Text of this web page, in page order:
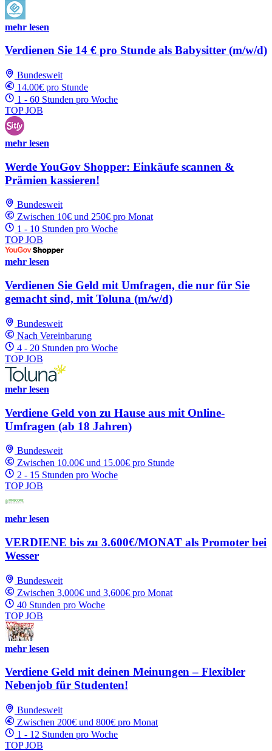
mehr lesen
Verdienen Sie 14 € pro Stunde als Babysitter (m/w/d)
Bundesweit
14.00€ pro Stunde
1 - 60 Stunden pro Woche
TOP JOB
mehr lesen
Werde YouGov Shopper: Einkäufe scannen &
Prämien kassieren!
Bundesweit
Zwischen 10€ und 250€ pro Monat
1 - 10 Stunden pro Woche
TOP JOB
mehr lesen
Verdienen Sie Geld mit Umfragen, die nur für Sie
gemacht sind, mit Toluna (m/w/d)
Bundesweit
Nach Vereinbarung
4 - 20 Stunden pro Woche
TOP JOB
mehr lesen
Verdiene Geld von zu Hause aus mit Online-
Umfragen (ab 18 Jahren)
Bundesweit
Zwischen 10.00€ und 15.00€ pro Stunde
2 - 15 Stunden pro Woche
TOP JOB
mehr lesen
VERDIENE bis zu 3.600€/MONAT als Promoter bei
Wesser
Bundesweit
Zwischen 3,000€ und 3,600€ pro Monat
40 Stunden pro Woche
TOP JOB
mehr lesen
Verdiene Geld mit deinen Meinungen – Flexibler
Nebenjob für Studenten!
Bundesweit
Zwischen 200€ und 800€ pro Monat
1 - 12 Stunden pro Woche
TOP JOB